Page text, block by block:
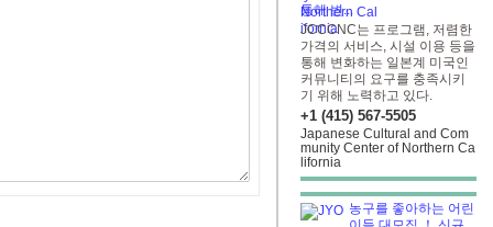
통해 변...
JCCCNC는 프로그램, 저렴한
가격의 서비스, 시설 이용 등을
통해 변화하는 일본계 미국인
커뮤니티의 요구를 충족시키
기 위해 노력하고 있다.
+1 (415) 567-5505
Japanese Cultural and Com
munity Center of Northern Ca
lifornia
농구를 좋아하는 어린